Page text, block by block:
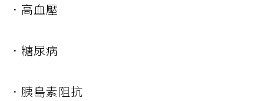
．高血壓
．糖尿病
．胰島素阻抗